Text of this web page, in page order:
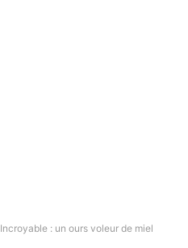
Incroyable : un ours voleur de miel